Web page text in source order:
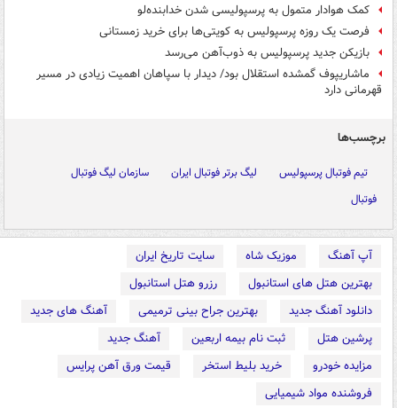
کمک هوادار متمول به پرسپولیسی شدن خدابنده‌لو
فرصت یک روزه پرسپولیس به کویتی‌ها برای خرید زمستانی
بازیکن جدید پرسپولیس به ذوب‌آهن می‌رسد
ماشاریپوف گمشده استقلال بود/ دیدار با سپاهان اهمیت زیادی در مسیر
قهرمانی دارد
برچسب‌ها
تیم فوتبال پرسپولیس لیگ برتر فوتبال ایران
سازمان لیگ فوتبال
فوتبال
آپ آهنگ موزیک شاه
سایت تاریخ ایران
بهترین هتل های استانبول
رزرو هتل استانبول
دانلود آهنگ جدید
بهترین جراح بینی ترمیمی
آهنگ های جدید
پرشین هتل
ثبت نام بیمه اربعین
آهنگ جدید
مزایده خودرو
خرید بلیط استخر
قیمت ورق آهن پرایس
فروشنده مواد شیمیایی